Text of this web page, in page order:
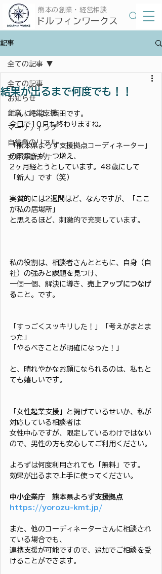
​ドルフィンワークス
​熊本の創業・経営相談
記事
全ての記事
お知らせ
創業・経営支援
マーケティング
自営業のリアル
女性の働き方
全ての記事
結果が出るまで何度でも！！
こんにちは、西田です。
今日で10月も終わりますね。
「熊本県よろず支援拠点コーディネーター」
の肩書きが一つ増え、
2ヶ月経とうとしています。48歳にして
「新人」です（笑）
実質的には2週間ほど、なんですが、「ここ
が私の居場所」
と思えるほど、刺激的で充実しています。
私の役割は、相談者さんとともに、自身（自
社）の強みと課題を見つけ、
一個一個、解決に導き、 売上アップにつなげ
ること。です。
「すっごくスッキリした！」「考えがまとま
った」
「やるべきことが明確になった！」
と、晴れやかなお顔になられるのは、私もと
ても嬉しいです。
「女性起業支援」と掲げているせいか、私が
対応している相談者は
女性中心ですが、限定しているわけではない
ので、男性の方も安心してご利用ください。
よろずは何度利用されても「無料」です。
効果が出るまで上手に使ってください。
中小企業庁　熊本県よろず支援拠点
https://yorozu-kmt.jp/
また、他のコーディネーターさんに相談され
ている場合でも、
連携支援が可能ですので、追加でご相談を受
けることができます。